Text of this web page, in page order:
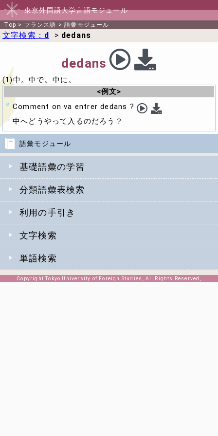
東京外国語大学言語モジュール
Top > フランス語 >語彙モジュール
語彙モジュール
基礎語彙の学習
分類語彙表検索
利用の手引き
文字検索
単語検索
文字検索： d > dedans
dedans
(1)中。中で。中に。
<例文>
Comment on va entrer dedans ?
中へどうやって入るのだろう？
Copyright Tokyo University of Foreign Studies, All Rights Reserved,